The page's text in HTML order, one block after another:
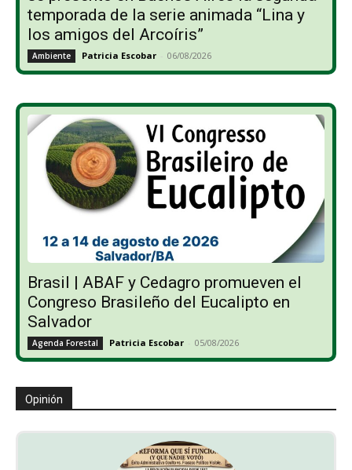
temporada de la serie animada “Lina y
los amigos del Arcoíris”
Ambiente Patricia Escobar - 06/08/2026
Brasil | ABAF y Cedagro promueven el
Congreso Brasileño del Eucalipto en
Salvador
Agenda Forestal Patricia Escobar - 05/08/2026
Opinión